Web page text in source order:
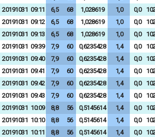
20191031 09:11 6,5 68 1,028619 1,0 0,0
20191031 09:12 6,5 68 1,028619 1,0 0,0
20191031 09:13 6,5 68 1,028619 1,0 0,0
20191031 09:39 7,9 60 0,6235428 1,4 0,0
20191031 09:40 7,9 60 0,6235428 1,4 0,0
20191031 09:41 7,9 60 0,6235428 1,4 0,0
20191031 09:42 7,9 60 0,6235428 1,4 0,0
20191031 09:43 7,9 60 0,6235428 1,4 0,0
20191031 10:09 8,8 56 0,5145614 1,4 0,0
20191031 10:10 8,8 56 0,5145614 1,4 0,0
20191031 10:11 8,8 56 0,5145614 1,4 0,0